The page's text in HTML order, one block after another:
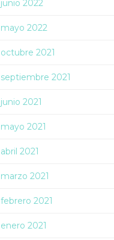
junio 2022
mayo 2022
octubre 2021
septiembre 2021
junio 2021
mayo 2021
abril 2021
marzo 2021
febrero 2021
enero 2021